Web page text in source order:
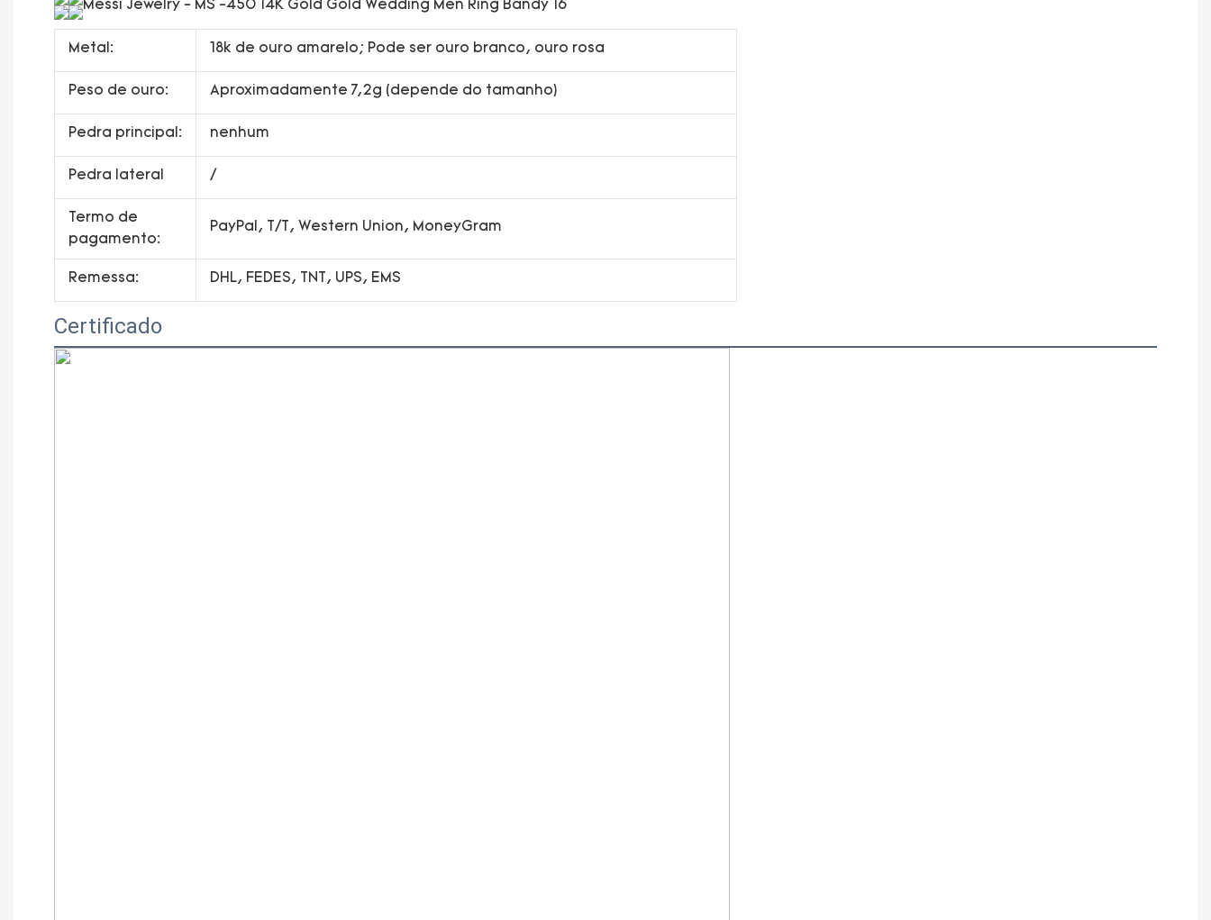
Metal: 18k de ouro amarelo; Pode ser ouro branco, ouro rosa
Peso de ouro: Aproximadamente 7,2g (depende do tamanho)
Pedra principal: nenhum
Pedra lateral /
Termo de
pagamento:
PayPal, T/T, Western Union, MoneyGram
Remessa: DHL, FEDES, TNT, UPS, EMS
Certificado